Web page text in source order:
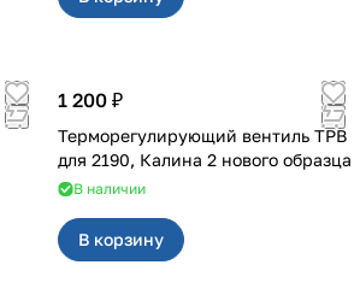
1 200 ₽
Терморегулирующий вентиль ТРВ
для 2190, Калина 2 нового образца
В наличии
В корзину